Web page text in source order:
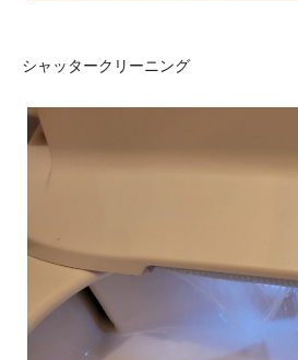
シャッタークリーニング